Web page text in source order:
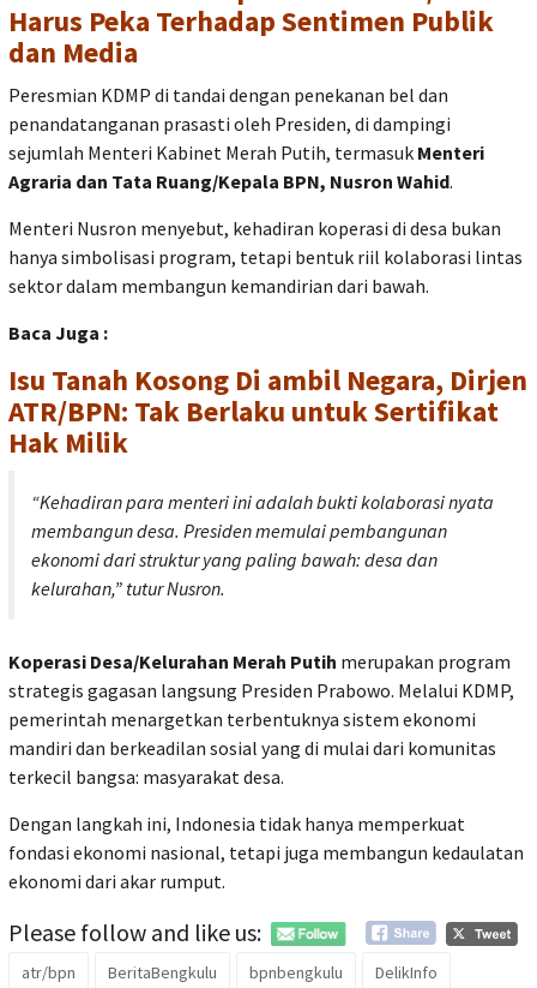
Harus Peka Terhadap Sentimen Publik
dan Media
Peresmian KDMP di tandai dengan penekanan bel dan
penandatanganan prasasti oleh Presiden, di dampingi
sejumlah Menteri Kabinet Merah Putih, termasuk Menteri
Agraria dan Tata Ruang/Kepala BPN, Nusron Wahid.
Menteri Nusron menyebut, kehadiran koperasi di desa bukan
hanya simbolisasi program, tetapi bentuk riil kolaborasi lintas
sektor dalam membangun kemandirian dari bawah.
Baca Juga :
Isu Tanah Kosong Di ambil Negara, Dirjen
ATR/BPN: Tak Berlaku untuk Sertifikat
Hak Milik
“Kehadiran para menteri ini adalah bukti kolaborasi nyata
membangun desa. Presiden memulai pembangunan
ekonomi dari struktur yang paling bawah: desa dan
kelurahan,” tutur Nusron.
Koperasi Desa/Kelurahan Merah Putih merupakan program
strategis gagasan langsung Presiden Prabowo. Melalui KDMP,
pemerintah menargetkan terbentuknya sistem ekonomi
mandiri dan berkeadilan sosial yang di mulai dari komunitas
terkecil bangsa: masyarakat desa.
Dengan langkah ini, Indonesia tidak hanya memperkuat
fondasi ekonomi nasional, tetapi juga membangun kedaulatan
ekonomi dari akar rumput.
Please follow and like us:
atr/bpn BeritaBengkulu bpnbengkulu
DelikInfo